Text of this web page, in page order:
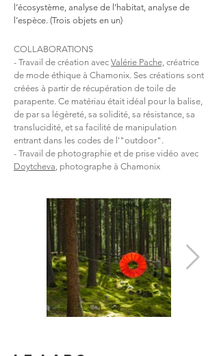
l’écosystème, analyse de l’habitat, analyse de
l’espèce. (Trois objets en un)
COLLABORATIONS
- Travail de création avec Valérie Pache, créatrice
de mode éthique à Chamonix. Ses créations sont
créées à partir de récupération de toile de
parapente. Ce matériau était idéal pour la balise,
de par sa légèreté, sa solidité, sa résistance, sa
translucidité, et sa facilité de manipulation
entrant dans les codes de l'"outdoor".
- Travail de photographie et de prise vidéo avec
Doytcheva, photographe à Chamonix